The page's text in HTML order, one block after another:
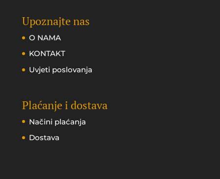
Upoznajte nas
O NAMA
KONTAKT
Uvjeti poslovanja
Plaćanje i dostava
Načini plaćanja
Dostava